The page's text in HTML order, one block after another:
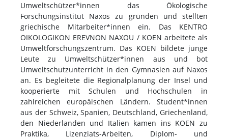
Umweltschützer*innen das Ökologische
Forschungsinstitut Naxos zu gründen und stellten
griechische Mitarbeiter*innen ein. Das KENTRO
OIKOLOGIKON EREVNON NAXOU / KOEN arbeitete als
Umweltforschungszentrum. Das KOEN bildete junge
Leute zu Umweltschützer*innen aus und bot
Umweltschutzunterricht in den Gymnasien auf Naxos
an. Es begleitete die Regionalplanung der Insel und
kooperierte mit Schulen und Hochschulen in
zahlreichen europäischen Ländern. Student*innen
aus der Schweiz, Spanien, Deutschland, Griechenland,
den Niederlanden und Italien kamen ins KOEN zu
Praktika, Lizenziats-Arbeiten, Diplom- und